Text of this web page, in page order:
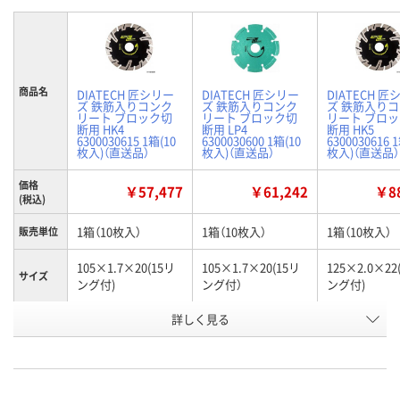
商品名 DIATECH 匠シリー
ズ 鉄筋入りコンク
リート ブロック切
断用 HK4
6300030615 1箱(10
枚入)（直送品）
DIATECH 匠シリー
ズ 鉄筋入りコンク
リート ブロック切
断用 LP4
6300030600 1箱(10
枚入)（直送品）
DIATECH 匠
ズ 鉄筋入り
リート ブロ
断用 HK5
6300030616
枚入)（直送品）
価格
(税込)
￥57,477 ￥61,242 ￥
販売単位 1箱（10枚入） 1箱（10枚入） 1箱（10枚入）
サイズ
105×1.7×20(15リ
ング付)
105×1.7×20(15リ
ング付）
ング付)
LP4
号
詳しく見る